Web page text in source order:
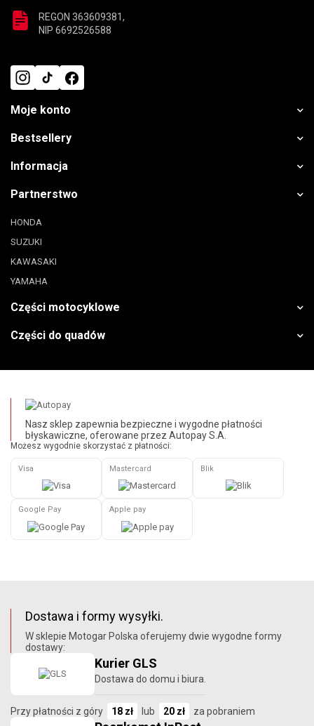
REGON 363609381,
NIP 6692526588
Moje konto
Bestsellery
Informacja
Partnerstwo
HONDA
SUZUKI
KAWASAKI
YAMAHA
Części motocyklowe
Części do quadów
Nasz sklep zapewnia bezpieczne i wygodne płatności
błyskawiczne, oferowane przez Autopay S.A.
Możesz wygodnie skorzystać z płatności:
Visa Mastercard Blik
Google Pay Apple pay
Dostawa i formy wysyłki.
W sklepie Motogar Polska oferujemy dwie wygodne formy
dostawy:
Kurier GLS
Dostawa do domu i biura.
Przy płatności z góry 18 zł lub 20 zł za pobraniem